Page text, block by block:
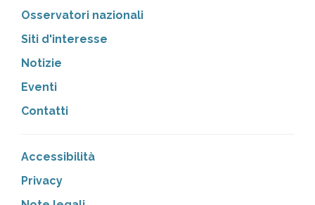
Osservatori nazionali
Siti d'interesse
Notizie
Eventi
Contatti
Accessibilità
Privacy